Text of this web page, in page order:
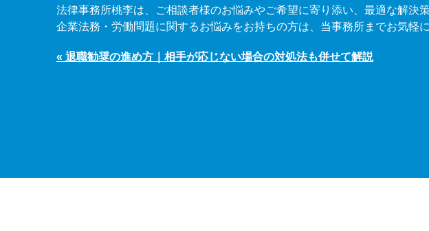
法律事務所桃李は、ご相談者様のお悩みやご希望に寄り添い、最適な解決
企業法務・労働問題に関するお悩みをお持ちの方は、当事務所までお気軽
« 退職勧奨の進め方｜相手が応じない場合の対処法も併せて解説